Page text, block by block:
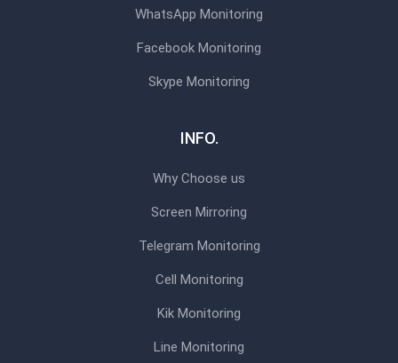
WhatsApp Monitoring
Facebook Monitoring
Skype Monitoring
INFO.
Why Choose us
Screen Mirroring
Telegram Monitoring
Cell Monitoring
Kik Monitoring
Line Monitoring